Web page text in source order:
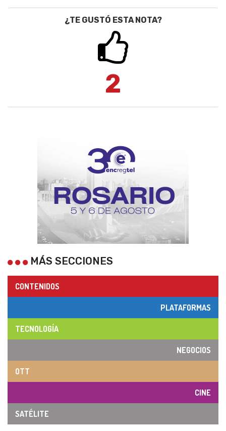
¿TE GUSTÓ ESTA NOTA?
2
MÁS SECCIONES
CONTENIDOS
PLATAFORMAS
TECNOLOGÍA
NEGOCIOS
OTT
CINE
SATÉLITE